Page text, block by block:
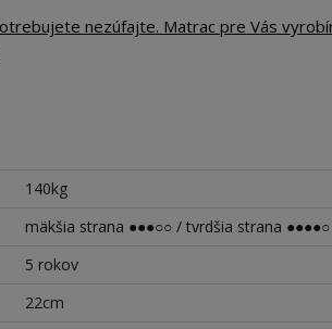
nezúfajte. Matrac pre Vás
140kg
mäkšia strana ●●●○○ / tvrdšia strana ●●●●○
5 rokov
22cm